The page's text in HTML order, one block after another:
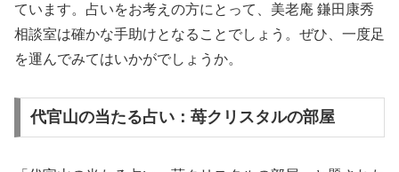
ています。占いをお考えの方にとって、美老庵 鎌田康秀
相談室は確かな手助けとなることでしょう。ぜひ、一度足
を運んでみてはいかがでしょうか。
代官山の当たる占い：苺クリスタルの部屋